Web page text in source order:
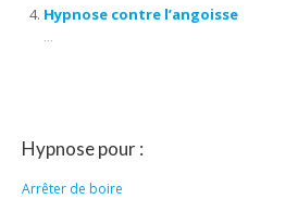
Hypnose contre l’angoisse
...
Hypnose pour :
Arrêter de boire